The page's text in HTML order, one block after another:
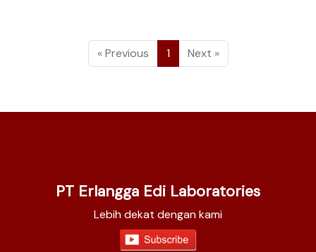
« Previous 1 Next »
PT Erlangga Edi Laboratories
Lebih dekat dengan kami